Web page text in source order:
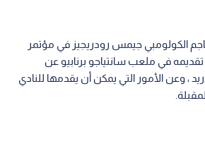
الكولومبي جيمس رودريجيز في مؤتمر
في ملعب سانتياجو برنابيو عن
، وعن الأمور التي يمكن أن يقدمها للنادي